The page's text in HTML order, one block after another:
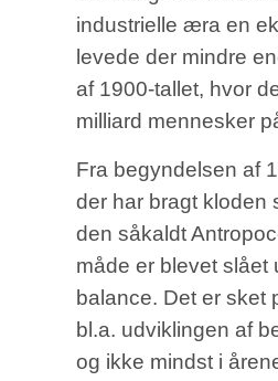
industrielle æra en
levede der mindre
af 1900-tallet, hvor
milliard mennesker
Fra begyndelsen af
der har bragt
den såkaldt
måde er blevet slået
balance. Det er sket
bl.a. udviklingen af
og ikke mindst i